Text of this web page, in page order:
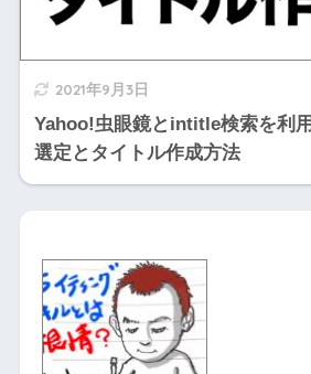
2021年9月3日
Yahoo!虫眼鏡とintitle検索を利
選定とタイトル作成方法